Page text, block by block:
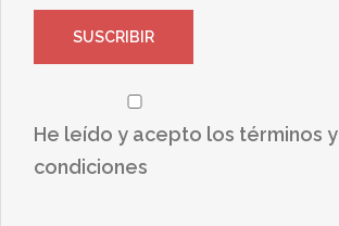
He leído y acepto los términos y
condiciones